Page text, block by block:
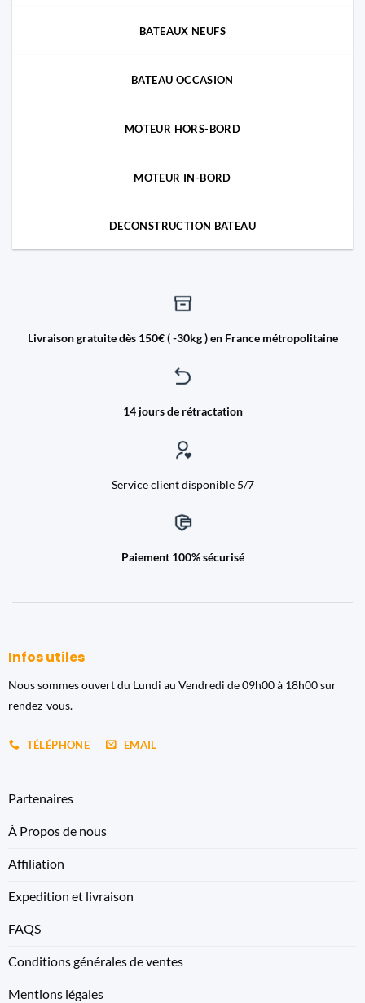
BATEAUX NEUFS
BATEAU OCCASION
MOTEUR HORS-BORD
MOTEUR IN-BORD
DECONSTRUCTION BATEAU
Livraison gratuite dès 150€ ( -30kg ) en France métropolitaine
14 jours de rétractation
Service client disponible 5/7
Paiement 100% sécurisé
Infos utiles
Nous sommes ouvert du Lundi au Vendredi de 09h00 à 18h00 sur
rendez-vous.
TÉLÉPHONE EMAIL
Partenaires
À Propos de nous
Affiliation
Expedition et livraison
FAQS
Conditions générales de ventes
Mentions légales